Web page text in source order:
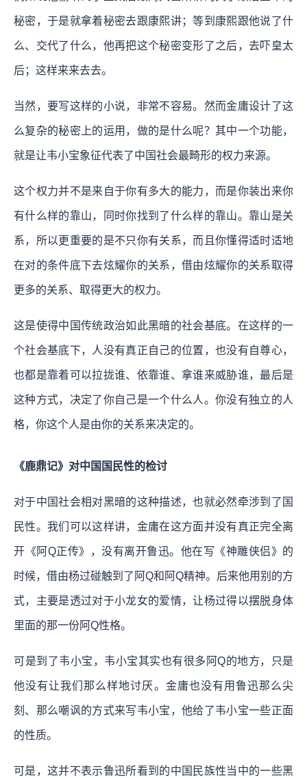
秘密，于是就拿着秘密去跟康熙讲；等到康熙跟他说了什
么、交代了什么，他再把这个秘密变形了之后，去吓皇太
后；这样来来去去。
当然，要写这样的小说，非常不容易。然而金庸设计了这
么复杂的秘密上的运用，做的是什么呢？其中一个功能，
就是让韦小宝象征代表了中国社会最畸形的权力来源。
这个权力并不是来自于你有多大的能力，而是你装出来你
有什么样的靠山，同时你找到了什么样的靠山。靠山是关
系，所以更重要的是不只你有关系，而且你懂得适时适地
在对的条件底下去炫耀你的关系，借由炫耀你的关系取得
更多的关系、取得更大的权力。
这是使得中国传统政治如此黑暗的社会基底。在这样的一
个社会基底下，人没有真正自己的位置，也没有自尊心，
也都是靠着可以拉拢谁、依靠谁、拿谁来威胁谁，最后是
这种方式，决定了你自己是一个什么人。你没有独立的人
格，你这个人是由你的关系来决定的。
《鹿鼎记》对中国国民性的检讨
对于中国社会相对黑暗的这种描述，也就必然牵涉到了国
民性。我们可以这样讲，金庸在这方面并没有真正完全离
开《阿Q正传》，没有离开鲁迅。他在写《神雕侠侣》的
时候，借由杨过碰触到了阿Q和阿Q精神。后来他用别的方
式，主要是透过对于小龙女的爱情，让杨过得以摆脱身体
里面的那一份阿Q性格。
可是到了韦小宝，韦小宝其实也有很多阿Q的地方，只是
他没有让我们那么样地讨厌。金庸也没有用鲁迅那么尖
刻、那么嘲讽的方式来写韦小宝，他给了韦小宝一些正面
的性质。
可是，这并不表示鲁迅所看到的中国民族性当中的一些黑